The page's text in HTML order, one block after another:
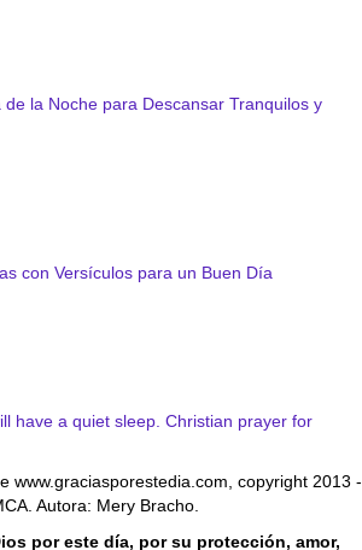
la Noche para Descansar Tranquilos y
con Versículos para un Buen Día
have a quiet sleep. Christian prayer for
www.graciasporestedia.com, copyright 2013 -
Autora: Mery Bracho.
por este día, por su protección, amor,